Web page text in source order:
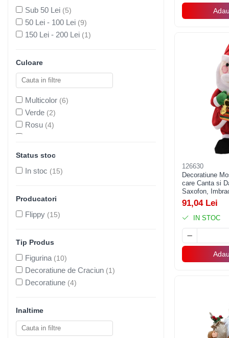
Lumanari
Maturi, Perii, Mopuri si Galeti
Perne Voiaj, Paturi si Textile
Steaguri
Tapet 3D Autoadeziv
Umidificatoare
Uscatoare si Standere Haine
Articole pentru Gradina si Bricolaj
Corpuri de iluminat
Lampi de veghe
Pelerine, Umbrele si Accesorii
Accesorii Auto
Accesorii Auto
Kit-uri Siguranţă Auto
Suporti auto
Ochelari de Protecţie
Articole de plaja
Sub 50 Lei (5)
50 Lei - 100 Lei (9)
150 Lei - 200 Lei (1)
Culoare
Multicolor (6)
Verde (2)
Rosu (4)
Status stoc
In stoc (15)
Producatori
Flippy (15)
Tip Produs
Figurina (10)
Decoratiune de Craciun (1)
Decoratiune (4)
Inaltime
126630
Decoratiune
care Canta si
Saxofon,
Inaltime, Rosu
91,04 Lei
IN STOC